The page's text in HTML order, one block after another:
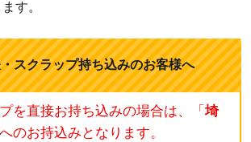
す。
スクラップ持ち込みのお客様へ
を直接お持ち込みの場合は、「 埼
へのお持込みとなります。